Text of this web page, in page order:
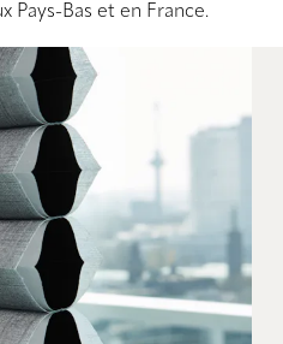
Pays-Bas et en France.